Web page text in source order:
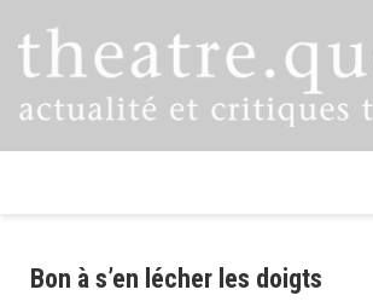
Bon à s’en lécher les doigts